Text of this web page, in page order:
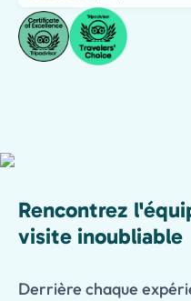
Rencontrez
visite inoubliable
Derrière chaque